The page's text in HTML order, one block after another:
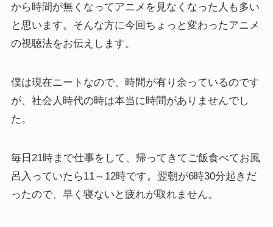
から時間が無くなってアニメを見なくなった人も多い
と思います。そんな方に今回ちょっと変わったアニメ
の視聴法をお伝えします。
僕は現在ニートなので、時間が有り余っているのです
が、社会人時代の時は本当に時間がありませんでし
た。
毎日21時まで仕事をして、帰ってきてご飯食べてお風
呂入っていたら11～12時です。翌朝が6時30分起きだ
ったので、早く寝ないと疲れが取れません。